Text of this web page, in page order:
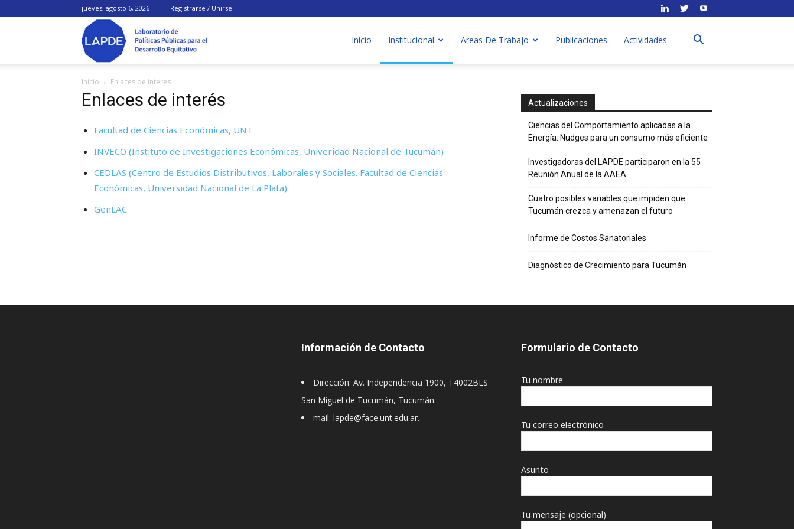
jueves, agosto 6, 2026 Registrarse / Unirse
Inicio Institucional Areas De Trabajo Publicaciones Actividades
Inicio Enlaces de interés
Enlaces de interés
Facultad de Ciencias Económicas, UNT
INVECO (Instituto de Investigaciones Económicas, Univeridad Nacional de Tucumán)
CEDLAS (Centro de Estudios Distributivos, Laborales y Sociales. Facultad de Ciencias
Económicas, Universidad Nacional de La Plata)
GenLAC
Actualizaciones
Ciencias del Comportamiento aplicadas a la
Energía: Nudges para un consumo más eficiente
Investigadoras del LAPDE participaron en la 55
Reunión Anual de la AAEA
Cuatro posibles variables que impiden que
Tucumán crezca y amenazan el futuro
Informe de Costos Sanatoriales
Diagnóstico de Crecimiento para Tucumán
Información de Contacto
Dirección: Av. Independencia 1900, T4002BLS
San Miguel de Tucumán, Tucumán.
mail: lapde@face.unt.edu.ar.
Formulario de Contacto
Tu nombre
Tu correo electrónico
Asunto
Tu mensaje (opcional)